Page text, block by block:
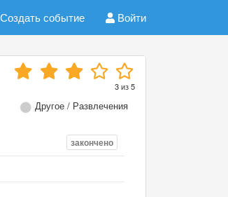
Создать событие Войти
3из5
Другое / Развлечения
закончено